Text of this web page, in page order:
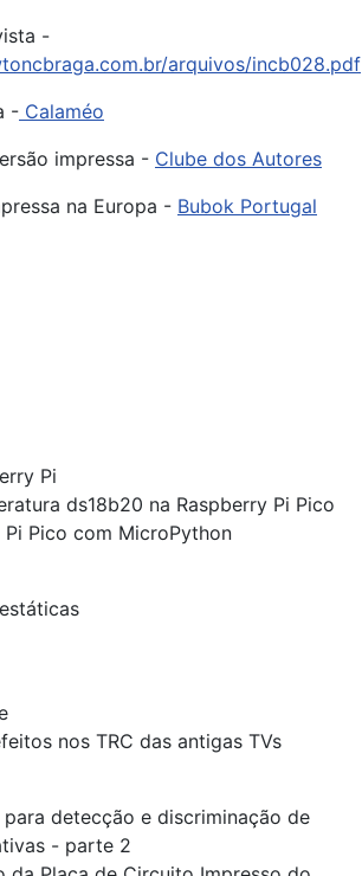
-
arquivos/incb028.pdf
- Calaméo
impressa - Clube dos Autores
na Europa - Bubok Portugal
Pi
ds18b20 na Raspberry Pi Pico
Pico com MicroPython
nos TRC das antigas TVs
detecção e discriminação de
- parte 2